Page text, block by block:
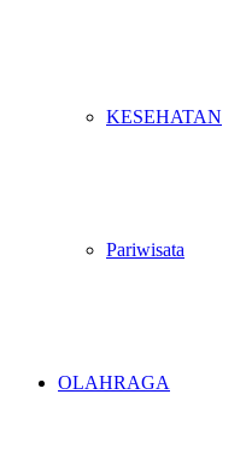
KESEHATAN
Pariwisata
OLAHRAGA